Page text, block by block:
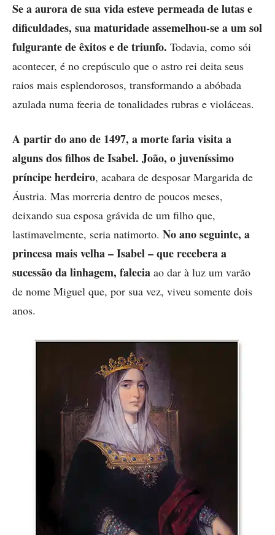
Se a aurora de sua vida esteve permeada de lutas e
dificuldades, sua maturidade assemelhou-se a um sol
fulgurante de êxitos e de triunfo. Todavia, como sói
acontecer, é no crepúsculo que o astro rei deita seus
raios mais esplendorosos, transformando a abóbada
azulada numa feeria de tonalidades rubras e violáceas.
A partir do ano de 1497, a morte faria visita a
alguns dos filhos de Isabel. João, o juveníssimo
príncipe herdeiro, acabara de desposar Margarida de
Áustria. Mas morreria dentro de poucos meses,
deixando sua esposa grávida de um filho que,
lastimavelmente, seria natimorto. No ano seguinte, a
princesa mais velha – Isabel – que recebera a
sucessão da linhagem, falecia ao dar à luz um varão
de nome Miguel que, por sua vez, viveu somente dois
anos.